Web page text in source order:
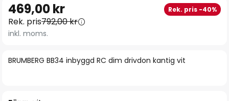
till
början
av
BRUMBERG BB34 inbyggd RC dim drivdon kantig vit
469,00 kr Rek. pris -40%
Rek. pris792,00 kr
inkl. moms.